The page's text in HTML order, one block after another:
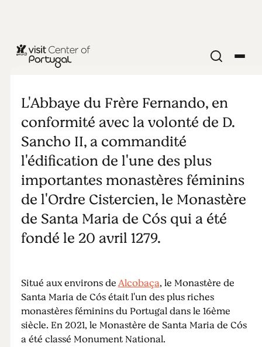
EGLISES & MONASTÈRES
Monastère de
Santa Maria
de Cós
L'Abbaye du Frère Fernando, en
conformité avec la volonté de D.
Sancho II, a commandité
l'édification de l'une des plus
importantes monastères féminins
de l'Ordre Cistercien, le Monastère
de Santa Maria de Cós qui a été
fondé le 20 avril 1279.
Situé aux environs deAlcobaça, le Monastère de
Santa Maria de Cós était l'un des plus riches
monastères féminins du Portugal dans le 16ème
siècle. En 2021, le Monastère de Santa Maria de Cós
a été classé Monument National.